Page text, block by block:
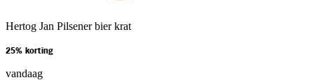
Hertog Jan Pilsener bier krat
25% korting
vandaag